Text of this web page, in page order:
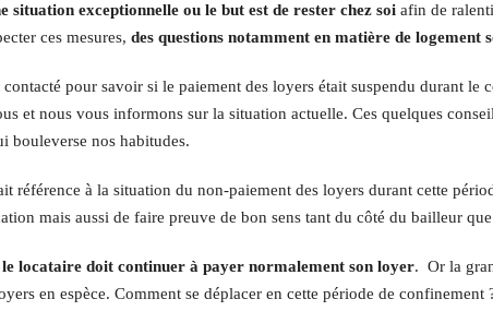
situation exceptionnelle ou le but est de rester chez soi afin de
ces mesures, des questions notamment en matière de logement
pour savoir si le paiement des loyers était suspendu durant le
et nous vous informons sur la situation actuelle. Ces quelques
bouleverse nos habitudes.
référence à la situation du non-paiement des loyers durant cette
mais aussi de faire preuve de bon sens tant du côté du bailleur
le locataire doit continuer à payer normalement son loyer. Or la
en espèce. Comment se déplacer en cette période de confinement